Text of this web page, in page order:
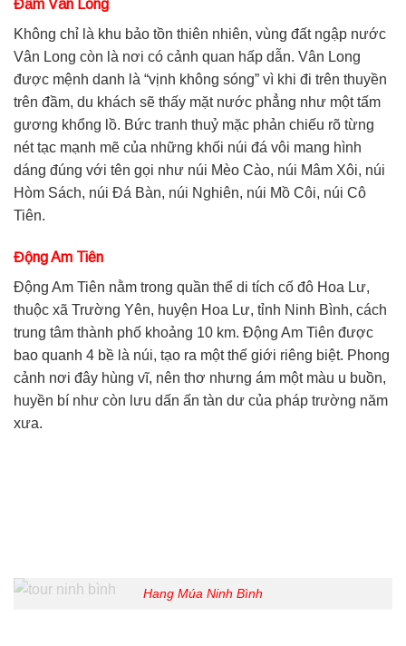
Đầm Vân Long
Không chỉ là khu bảo tồn thiên nhiên, vùng đất ngập nước
Vân Long còn là nơi có cảnh quan hấp dẫn. Vân Long
được mệnh danh là “vịnh không sóng” vì khi đi trên thuyền
trên đầm, du khách sẽ thấy mặt nước phẳng như một tấm
gương khổng lồ. Bức tranh thuỷ mặc phản chiếu rõ từng
nét tạc mạnh mẽ của những khối núi đá vôi mang hình
dáng đúng với tên gọi như núi Mèo Cào, núi Mâm Xôi, núi
Hòm Sách, núi Đá Bàn, núi Nghiên, núi Mồ Côi, núi Cô
Tiên.
Động Am Tiên
Động Am Tiên nằm trong quần thể di tích cố đô Hoa Lư,
thuộc xã Trường Yên, huyện Hoa Lư, tỉnh Ninh Bình, cách
trung tâm thành phố khoảng 10 km. Động Am Tiên được
bao quanh 4 bề là núi, tạo ra một thế giới riêng biệt. Phong
cảnh nơi đây hùng vĩ, nên thơ nhưng ám một màu u buồn,
huyền bí như còn lưu dấn ấn tàn dư của pháp trường năm
xưa.
Hang Múa Ninh Bình